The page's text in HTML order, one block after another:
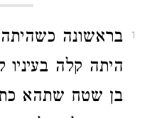
1
בראשונה
היתה קלה בעיניו
בן שטח שתהא